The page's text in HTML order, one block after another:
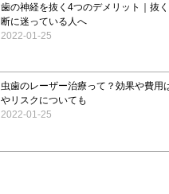
歯の神経を抜く4つのデメリット｜抜
断に迷っている人へ
2022-01-25
虫歯のレーザー治療って？効果や費用
やリスクについても
2022-01-25